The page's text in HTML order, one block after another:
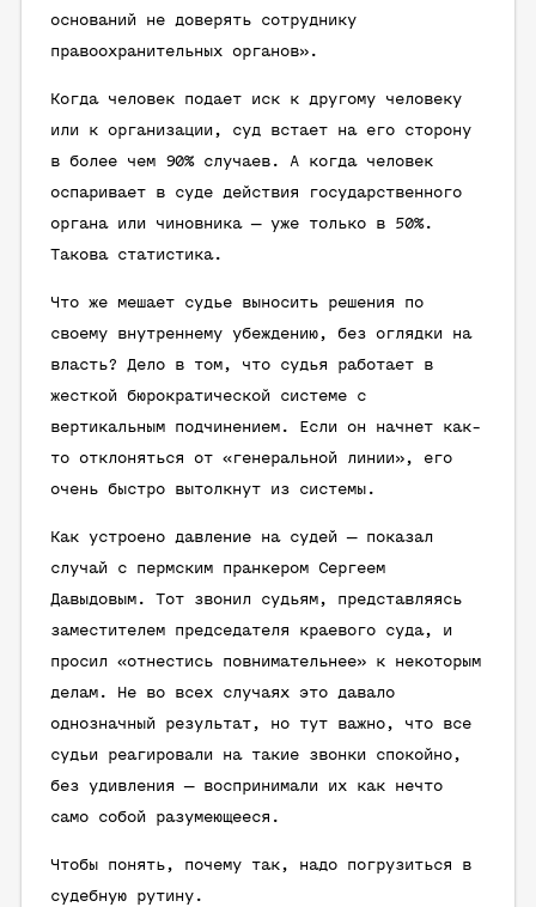
оснований не доверять сотруднику
правоохранительных органов».
Когда человек подает иск к другому человеку
или к организации, суд встает на его сторону
в более чем 90% случаев. А когда человек
оспаривает в суде действия государственного
органа или чиновника — уже только в 50%.
Такова статистика.
Что же мешает судье выносить решения по
своему внутреннему убеждению, без оглядки на
власть? Дело в том, что судья работает в
жесткой бюрократической системе с
вертикальным подчинением. Если он начнет как-
то отклоняться от «генеральной линии», его
очень быстро вытолкнут из системы.
Как устроено давление на судей — показал
случай с пермским пранкером Сергеем
Давыдовым. Тот звонил судьям, представляясь
заместителем председателя краевого суда, и
просил «отнестись повнимательнее» к некоторым
делам. Не во всех случаях это давало
однозначный результат, но тут важно, что все
судьи реагировали на такие звонки спокойно,
без удивления — воспринимали их как нечто
само собой разумеющееся.
Чтобы понять, почему так, надо погрузиться в
судебную рутину.